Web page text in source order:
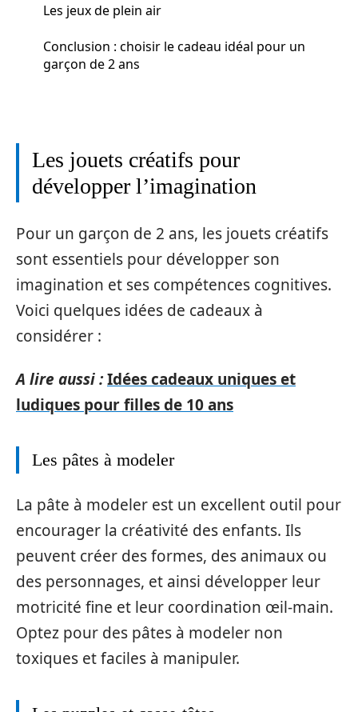
Les jeux de plein air
Conclusion : choisir le cadeau idéal pour un
garçon de 2 ans
Les jouets créatifs pour
développer l’imagination
Pour un garçon de 2 ans, les jouets créatifs
sont essentiels pour développer son
imagination et ses compétences cognitives.
Voici quelques idées de cadeaux à
considérer :
A lire aussi :Idées cadeaux uniques et
ludiques pour filles de 10 ans
Les pâtes à modeler
La pâte à modeler est un excellent outil pour
encourager la créativité des enfants. Ils
peuvent créer des formes, des animaux ou
des personnages, et ainsi développer leur
motricité fine et leur coordination œil-main.
Optez pour des pâtes à modeler non
toxiques et faciles à manipuler.